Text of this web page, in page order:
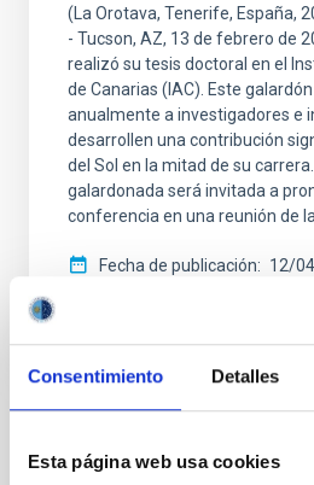
Consentimiento Detalles
Esta página web usa cookies
(La Orotava, Tenerife, España,
- Tucson, AZ, 13 de febrero de
realizó su tesis doctoral en el
de Canarias (IAC). Este
anualmente a investigadores e
desarrollen una contribución
del Sol en la mitad de su
galardonada será invitada a
conferencia en una reunión de
Fecha de publicación 12/
FOTONOTICIA